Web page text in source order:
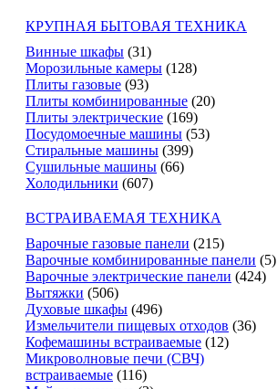
КРУПНАЯ БЫТОВАЯ ТЕХНИКА
Винные шкафы (31)
Морозильные камеры (128)
Плиты газовые (93)
Плиты комбинированные (20)
Плиты электрические (169)
Посудомоечные машины (53)
Стиральные машины (399)
Сушильные машины (66)
Холодильники (607)
ВСТРАИВАЕМАЯ ТЕХНИКА
Варочные газовые панели (215)
Варочные комбинированные панели (5)
Варочные электрические панели (424)
Вытяжки (506)
Духовые шкафы (496)
Измельчители пищевых отходов (36)
Кофемашины встраиваемые (12)
Микроволновые печи (СВЧ)
встраиваемые (116)